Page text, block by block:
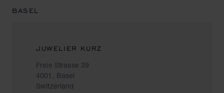
BASEL
JUWELIER KURZ
Freie Strasse 39
4001, Basel
Switzerland